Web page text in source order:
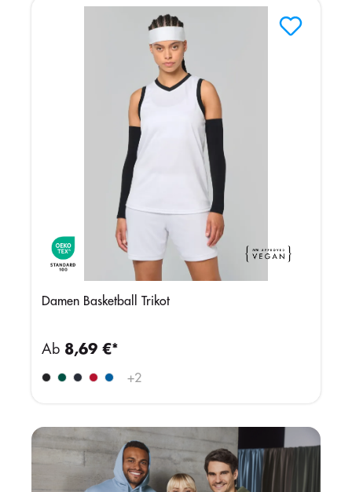
Damen Basketball Trikot
+2
Ab 8,69 €*